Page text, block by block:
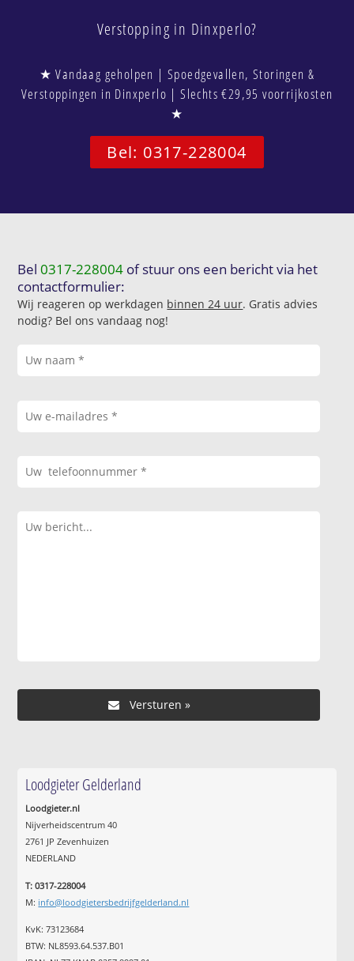
Verstopping in Dinxperlo?
★ Vandaag geholpen | Spoedgevallen, Storingen &
Verstoppingen in Dinxperlo | Slechts €29,95 voorrijkosten
★
Bel: 0317-228004
Bel0317-228004 of stuur ons een bericht via het
contactformulier:
Wij reageren op werkdagen binnen 24 uur. Gratis advies
nodig? Bel ons vandaag nog!
Loodgieter Gelderland
Loodgieter.nl
Nijverheidscentrum 40
2761 JP Zevenhuizen
NEDERLAND
T: 0317-228004
M: info@loodgietersbedrijfgelderland.nl
KvK: 73123684
BTW: NL8593.64.537.B01